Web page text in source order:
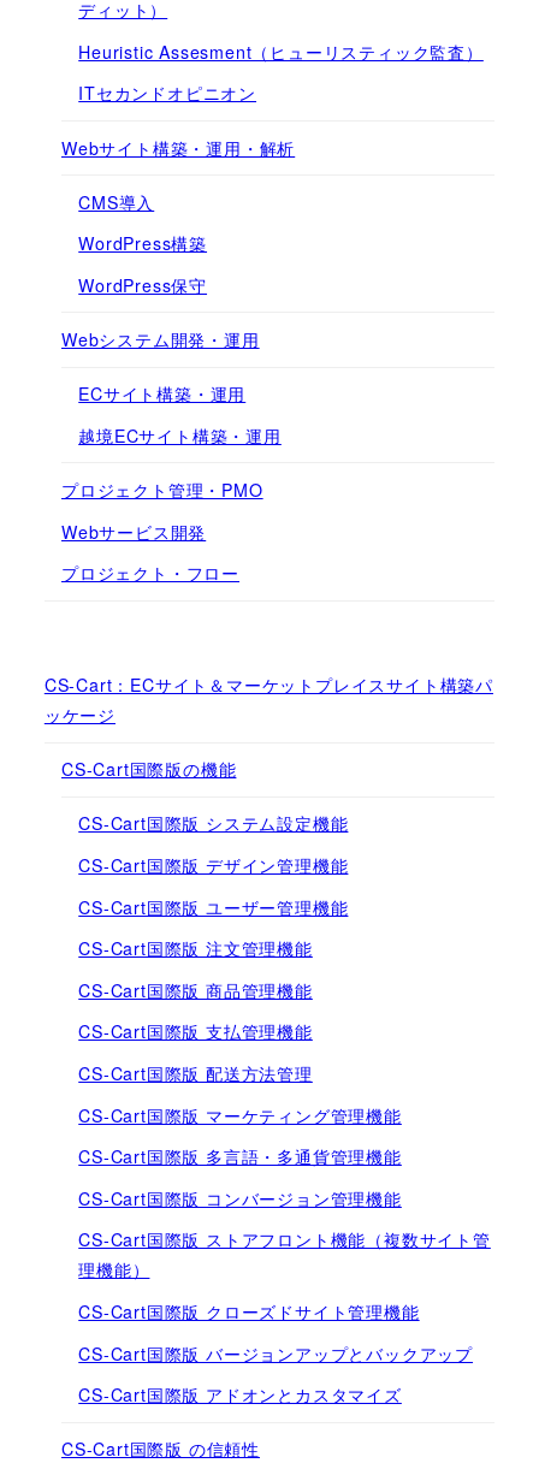
ディット）
Heuristic Assesment（ヒューリスティック監査）
ITセカンドオピニオン
Webサイト構築・運用・解析
CMS導入
WordPress構築
WordPress保守
Webシステム開発・運用
ECサイト構築・運用
越境ECサイト構築・運用
プロジェクト管理・PMO
Webサービス開発
プロジェクト・フロー
CS-Cart：ECサイト＆マーケットプレイスサイト構築パ
ッケージ
CS-Cart国際版の機能
CS-Cart国際版 システム設定機能
CS-Cart国際版 デザイン管理機能
CS-Cart国際版 ユーザー管理機能
CS-Cart国際版 注文管理機能
CS-Cart国際版 商品管理機能
CS-Cart国際版 支払管理機能
CS-Cart国際版 配送方法管理
CS-Cart国際版 マーケティング管理機能
CS-Cart国際版 多言語・多通貨管理機能
CS-Cart国際版 コンバージョン管理機能
CS-Cart国際版 ストアフロント機能（複数サイト管
理機能）
CS-Cart国際版 クローズドサイト管理機能
CS-Cart国際版 バージョンアップとバックアップ
CS-Cart国際版 アドオンとカスタマイズ
CS-Cart国際版 の信頼性